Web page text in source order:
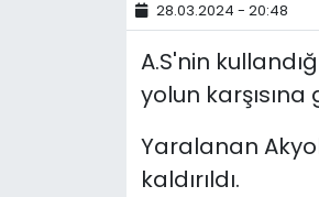
28.03.2024 - 20:48
A.S'nin
yolun
Yaralanan
kaldırıldı.
YEREL POLİTİKA